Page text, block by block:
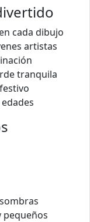
cada dibujo
artistas
tranquila
pequeños